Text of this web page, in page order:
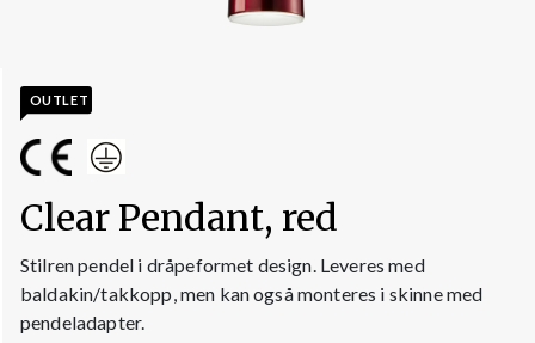
OUTLET
Clear Pendant, red
Stilren pendel i dråpeformet design. Leveres med
baldakin/takkopp, men kan også monteres i skinne med
pendeladapter.